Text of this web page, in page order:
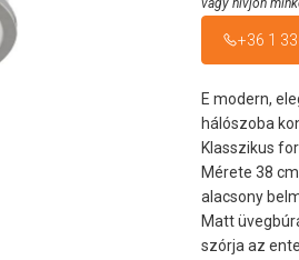
vagy hívjon
+36 1
E modern,
hálószoba
Klasszikus
Mérete 38
alacsony
Matt
szórja az